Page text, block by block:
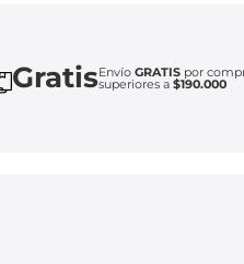
GratisEnvío GRATISpor
superiores a $190.000